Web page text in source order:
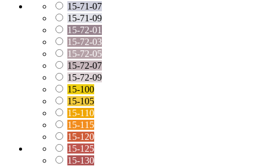
15-71-07
15-71-09
15-72-01
15-72-03
15-72-05
15-72-07
15-72-09
15-100
15-105
15-110
15-115
15-120
15-125
15-130